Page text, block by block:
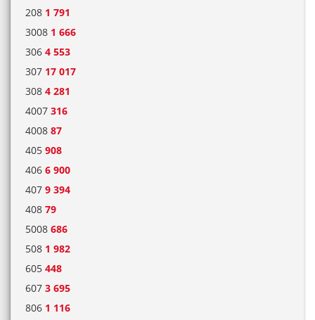
208 1 791
3008 1 666
306 4 553
307 17 017
308 4 281
4007 316
4008 87
405 908
406 6 900
407 9 394
408 79
5008 686
508 1 982
605 448
607 3 695
806 1 116